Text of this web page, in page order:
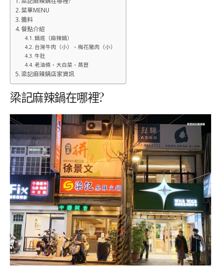
菜單MENU
醬料
餐點介紹
鍋底（麻辣鍋）
台灣牛肉（小）、梅花豬肉（小）
牛肚
老油條、大白菜、萵苣
梁記麻辣鍋店家資訊
梁記麻辣鍋在哪裡?